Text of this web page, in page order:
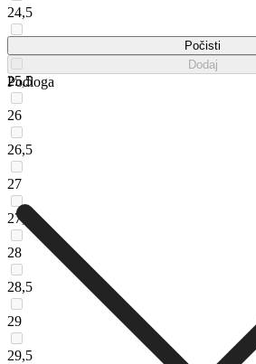
24,5
25,5
26
26,5
27
27,5
28
28,5
29
29,5
Počisti
Dodaj
Podloga